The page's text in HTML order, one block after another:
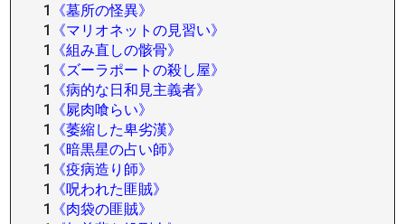
1
《墓所の怪異》
1
《マリオネットの見習い》
1
《組み直しの骸骨》
1
《ズーラポートの殺し屋》
1
《病的な日和見主義者》
1
《屍肉喰らい》
1
《萎縮した卑劣漢》
1
《暗黒星の占い師》
1
《疫病造り師》
1
《呪われた匪賊》
1
《肉袋の匪賊》